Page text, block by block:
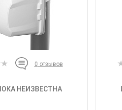
0 отзывов
НЕИЗВЕСТНА